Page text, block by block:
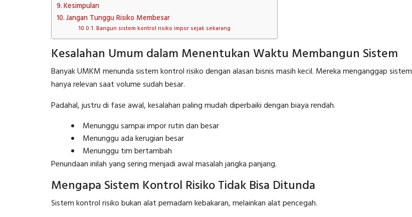
Kesimpulan
Jangan Tunggu Risiko Membesar
Bangun sistem kontrol risiko impor sejak sekarang
Kesalahan Umum dalam Menentukan Waktu Membangun Sistem
Banyak UMKM menunda sistem kontrol risiko dengan alasan bisnis masih kecil. Mereka menganggap sistem
hanya relevan saat volume sudah besar.
Padahal, justru di fase awal, kesalahan paling mudah diperbaiki dengan biaya rendah.
Menunggu sampai impor rutin dan besar
Menunggu ada kerugian besar
Menunggu tim bertambah
Penundaan inilah yang sering menjadi awal masalah jangka panjang.
Mengapa Sistem Kontrol Risiko Tidak Bisa Ditunda
Sistem kontrol risiko bukan alat pemadam kebakaran, melainkan alat pencegah.